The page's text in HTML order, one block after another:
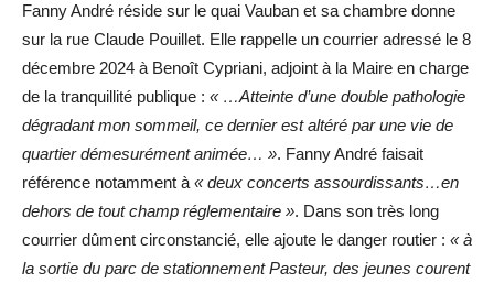
Fanny André réside sur le quai Vauban et sa chambre donne
sur la rue Claude Pouillet. Elle rappelle un courrier adressé le 8
décembre 2024 à Benoît Cypriani, adjoint à la Maire en charge
de la tranquillité publique : « …Atteinte d’une double pathologie
dégradant mon sommeil, ce dernier est altéré par une vie de
quartier démesurément animée… ». Fanny André faisait
référence notamment à « deux concerts assourdissants…en
dehors de tout champ réglementaire ». Dans son très long
courrier dûment circonstancié, elle ajoute le danger routier : « à
la sortie du parc de stationnement Pasteur, des jeunes courent